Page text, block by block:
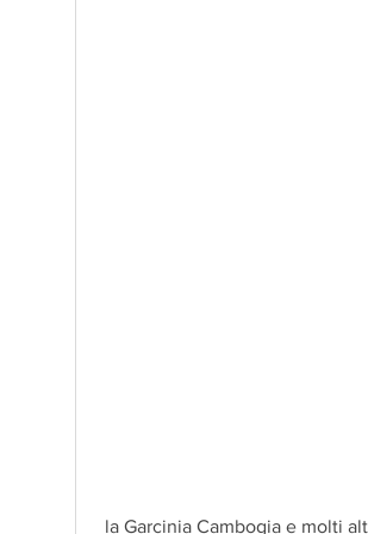
la Garcinia Cambogia e molti